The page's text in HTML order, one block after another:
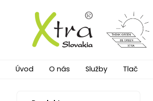
Úvod O nás Služby Tlač